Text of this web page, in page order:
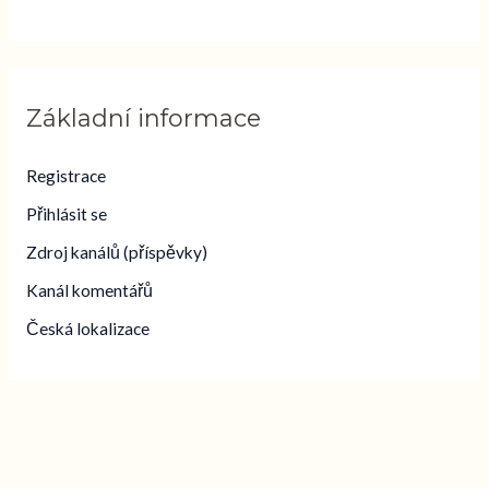
Základní informace
Registrace
Přihlásit se
Zdroj kanálů (příspěvky)
Kanál komentářů
Česká lokalizace